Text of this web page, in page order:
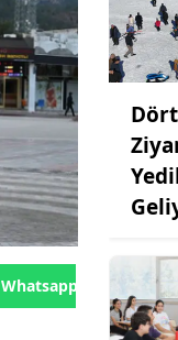
Whatsapp'tan Gönder